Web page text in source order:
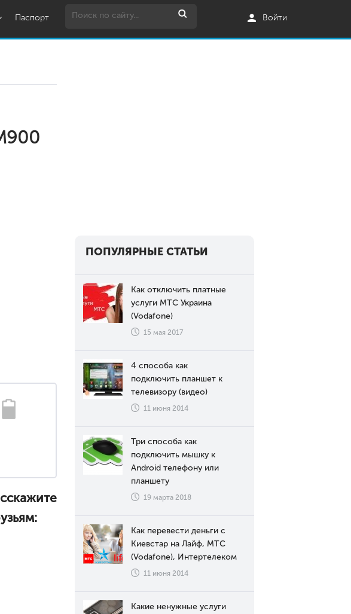
Паспорт Войти
ПОПУЛЯРНЫЕ СТАТЬИ
Как отключить платные
услуги МТС Украина
(Vodafone)
15 мая 2017
4 способа как
подключить планшет к
телевизору (видео)
11 июня 2014
Три способа как
подключить мышку к
Android телефону или
планшету
19 марта 2018
Как перевести деньги с
Киевстар на Лайф, МТС
(Vodafone), Интертелеком
11 июня 2014
Какие ненужные услуги